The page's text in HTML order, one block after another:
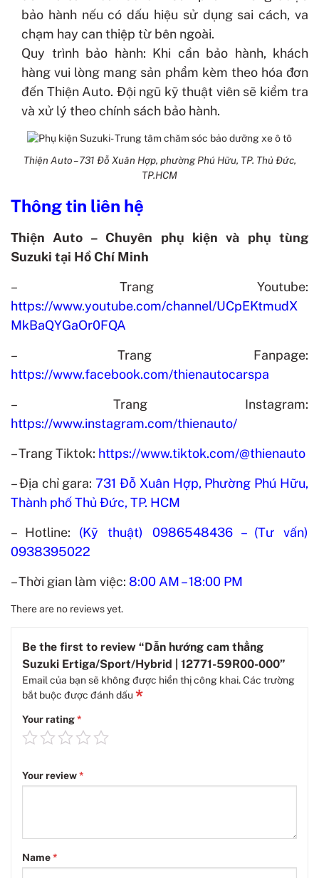
bảo hành nếu có dấu hiệu sử dụng sai cách, va
chạm hay can thiệp từ bên ngoài.
Quy trình bảo hành: Khi cần bảo hành, khách
hàng vui lòng mang sản phẩm kèm theo hóa đơn
đến Thiện Auto. Đội ngũ kỹ thuật viên sẽ kiểm tra
và xử lý theo chính sách bảo hành.
Thiện Auto – 731 Đỗ Xuân Hợp, phường Phú Hữu, TP. Thủ Đức,
TP.HCM
Thông tin liên hệ
Thiện Auto – Chuyên phụ kiện và phụ tùng
Suzuki tại Hồ Chí Minh
– Trang Youtube:
https://www.youtube.com/channel/UCpEKtmudX
MkBaQYGaOr0FQA
– Trang Fanpage:
https://www.facebook.com/thienautocarspa
– Trang Instagram:
https://www.instagram.com/thienauto/
– Trang Tiktok: https://www.tiktok.com/@thienauto
– Địa chỉ gara: 731 Đỗ Xuân Hợp, Phường Phú Hữu,
Thành phố Thủ Đức, TP. HCM
– Hotline: (Kỹ thuật) 0986548436 – (Tư vấn)
0938395022
– Thời gian làm việc: 8:00 AM – 18:00 PM
There are no reviews yet.
Be the first to review “Dẫn hướng cam thẳng
Suzuki Ertiga/Sport/Hybrid | 12771-59R00-000”
Email của bạn sẽ không được hiển thị công khai.Các trường
bắt buộc được đánh dấu *
Your rating*
Your review*
Name*